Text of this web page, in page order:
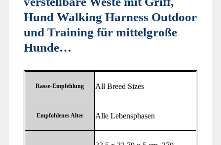
Hund Walking Harness Outdoor
und Training für mittelgroße
Hunde…
Rasse-Empfehlung ‎All Breed Sizes
Empfohlenes Alter ‎Alle Lebensphasen